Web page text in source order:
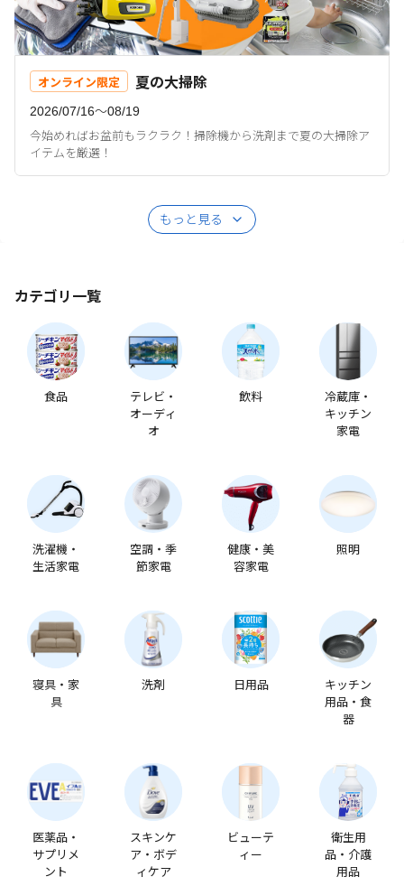
オンライン限定 夏の大掃除
2026/07/16〜08/19
今始めればお盆前もラクラク！掃除機から洗剤まで夏の大掃除ア
イテムを厳選！
もっと見る
カテゴリ一覧
食品
テレビ・
オーディ
オ
飲料
冷蔵庫・
キッチン
家電
洗濯機・
生活家電
空調・季
節家電
健康・美
容家電
照明
寝具・家
具
洗剤 日用品
キッチン
用品・食
器
医薬品・
サプリメ
ント
スキンケ
ア・ボデ
ィケア
ビューテ
ィー
衛生用
品・介護
用品